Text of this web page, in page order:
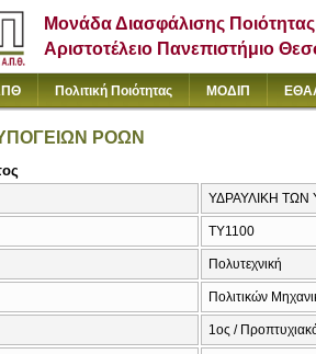
Μονάδα Διασφάλισης Ποιότητας
Αριστοτέλειο Πανεπιστήμιο
Πολιτική Ποιότητας ΜΟΔΙΠ
ΡΟΩΝ
ΥΔΡΑΥΛΙΚΗ ΤΩΝ
ΤΥ1100
Πολυτεχνική
Πολιτικών
1ος /